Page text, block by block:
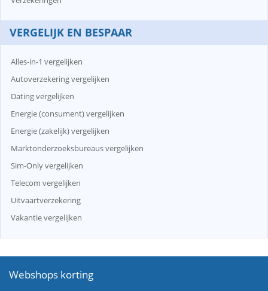
VERGELIJK EN BESPAAR
Alles-in-1 vergelijken
Autoverzekering vergelijken
Dating vergelijken
Energie (consument) vergelijken
Energie (zakelijk) vergelijken
Marktonderzoeksbureaus vergelijken
Sim-Only vergelijken
Telecom vergelijken
Uitvaartverzekering
Vakantie vergelijken
Webshops korting